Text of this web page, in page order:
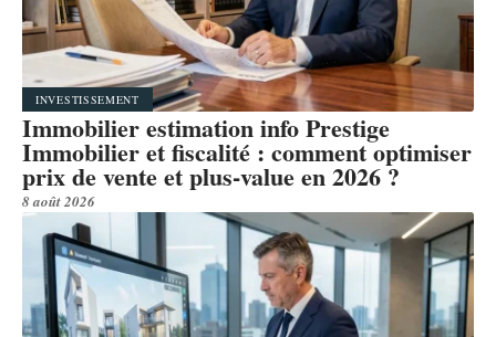
INVESTISSEMENT
Immobilier estimation info Prestige
Immobilier et fiscalité : comment optimiser
prix de vente et plus-value en 2026 ?
8 août 2026